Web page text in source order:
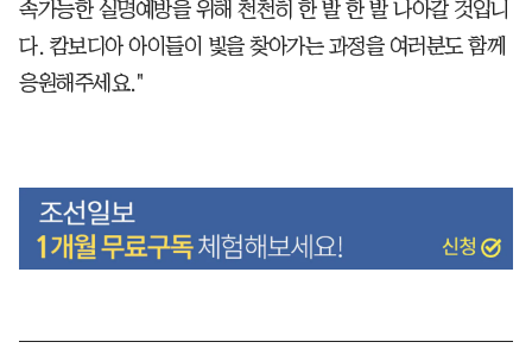
속가능한 실명예방을 위해 천천히 한 발 한 발 나아갈 것입니
다. 캄보디아 아이들이 빛을 찾아가는 과정을 여러분도 함께
응원해주세요."